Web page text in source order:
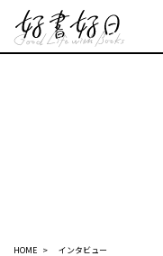
HOME インタビュー